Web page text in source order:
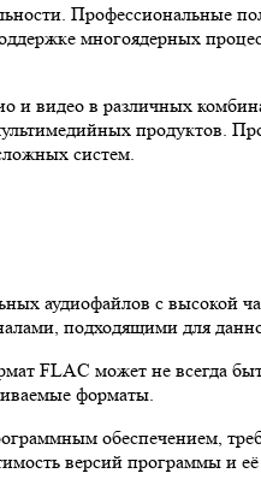
Профессиональные
многоядерных
и видео в различных
продуктов.
систем.
аудиофайлов с высокой
подходящими для
FLAC может не всегда
форматы.
обеспечением,
версий программы и